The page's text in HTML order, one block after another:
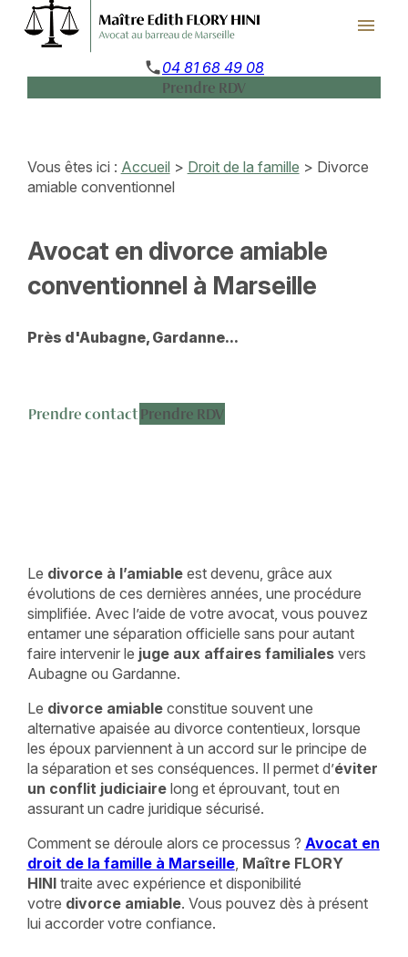
menu
phone04 81 68 49 08
Prendre RDV
Vous êtes ici : Accueil > Droit de la famille > Divorce
amiable conventionnel
Avocat en divorce amiable
conventionnel à Marseille
Près d'Aubagne, Gardanne...
Prendre contactPrendre RDV
Le divorce à l’amiableest devenu, grâce aux
évolutions de ces dernières années, une procédure
simplifiée. Avec l’aide de votre avocat, vous pouvez
entamer une séparation officielle sans pour autant
faire intervenir le juge aux affaires familiales vers
Aubagne ou Gardanne.
Le divorce amiableconstitue souvent une
alternative apaisée au divorce contentieux, lorsque
les époux parviennent à un accord sur le principe de
la séparation et ses conséquences. Il permet d’éviter
un conflit judiciairelong et éprouvant, tout en
assurant un cadre juridique sécurisé.
Comment se déroule alors ce processus ? Avocat en
droit de la famille à Marseille, Maître FLORY
HINItraite avec expérience et disponibilité
votre divorce amiable. Vous pouvez dès à présent
lui accorder votre confiance.
Panneau de gestion des cookies